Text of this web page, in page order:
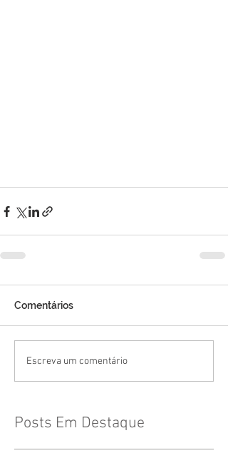
Comentários
Escreva um comentário
Posts Em Destaque